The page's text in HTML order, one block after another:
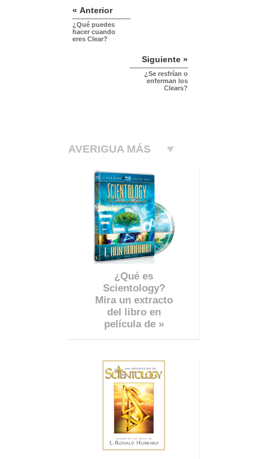
« Anterior
¿Qué puedes
hacer cuando
eres Clear?
Siguiente »
¿Se resfrían o
enferman los
Clears?
AVERIGUA MÁS
¿Qué es
Scientology?
Mira un extracto
del libro en
película de »